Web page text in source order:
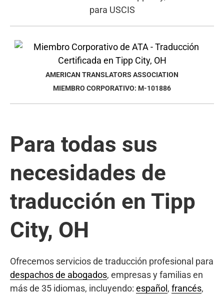
AMERICAN TRANSLATORS ASSOCIATION
MIEMBRO CORPORATIVO: M-101886
Para todas sus
necesidades de
traducción en Tipp
City, OH
Ofrecemos servicios de traducción profesional para
despachos de abogados, empresas y familias en
más de 35 idiomas, incluyendo: español , francés,